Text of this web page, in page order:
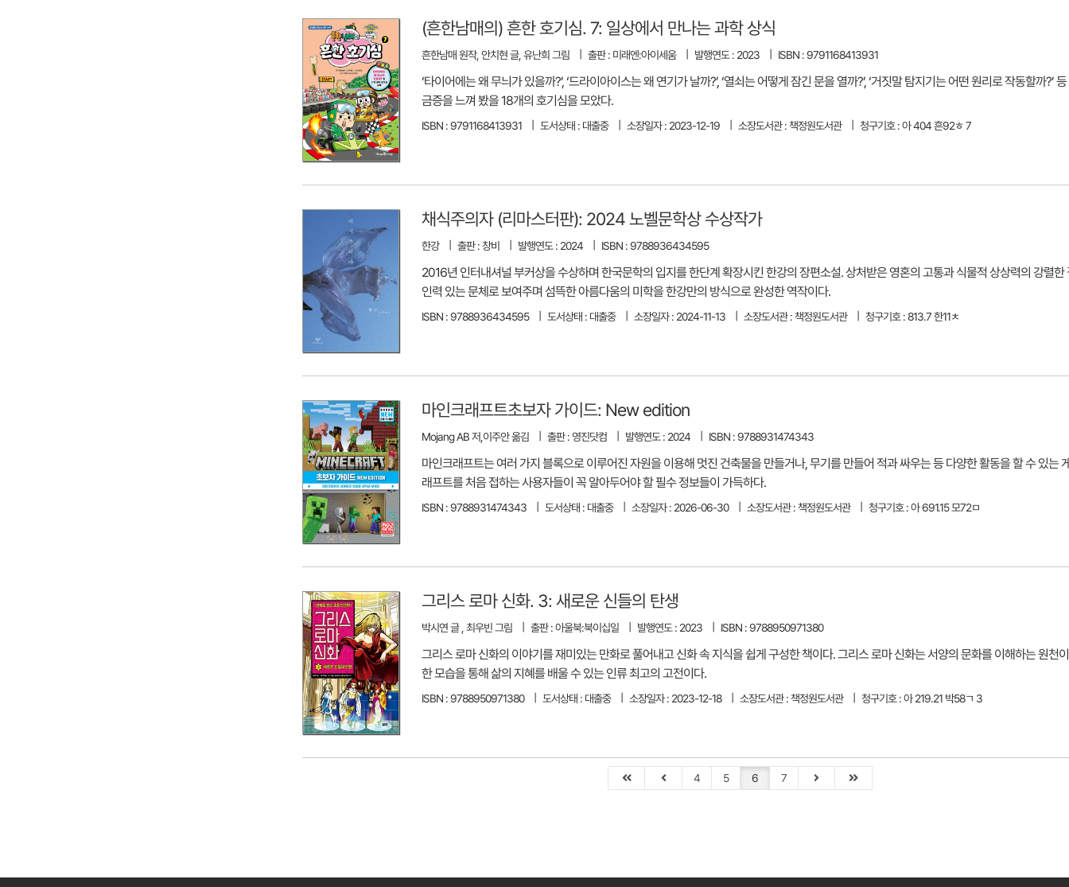
(흔한남매의) 흔한 호기심. 7: 일상에서 만나는 과학 상식
흔한남매 원작, 안치현 글, 유난희 그림 출판 : 미래엔:아이세움 발행연도 : 2023 ISBN : 9791168413931
‘타이어에는 왜 무늬가 있을까?’, ‘드라이아이스는 왜 연기가 날까?’, ‘열쇠는 어떻게 잠긴 문을 열까?’, ‘거짓말 탐지기는 어떤 원리로 작동할까?’
금증을 느껴 봤을 18개의 호기심을 모았다.
ISBN : 9791168413931 도서상태 : 대출중 소장일자 : 2023-12-19 소장도서관 : 책정원도서관 청구기호 : 아 404 흔92ㅎ 7
채식주의자 (리마스터판): 2024 노벨문학상 수상작가
한강 출판 : 창비 발행연도 : 2024 ISBN : 9788936434595
2016년 인터내셔널 부커상을 수상하며 한국문학의 입지를 한단계 확장시킨 한강의 장편소설. 상처받은 영혼의 고통과 식물적 상상력의 강렬한
인력 있는 문체로 보여주며 섬뜩한 아름다움의 미학을 한강만의 방식으로 완성한 역작이다.
ISBN : 9788936434595 도서상태 : 대출중 소장일자 : 2024-11-13 소장도서관 : 책정원도서관 청구기호 : 813.7 한11ㅊ
마인크래프트초보자 가이드: New edition
Mojang AB 저,이주안 옮김 출판 : 영진닷컴 발행연도 : 2024 ISBN : 9788931474343
마인크래프트는 여러 가지 블록으로 이루어진 자원을 이용해 멋진 건축물을 만들거나, 무기를 만들어 적과 싸우는 등 다양한 활동을 할 수 있는
래프트를 처음 접하는 사용자들이 꼭 알아두어야 할 필수 정보들이 가득하다.
ISBN : 9788931474343 도서상태 : 대출중 소장일자 : 2026-06-30 소장도서관 : 책정원도서관 청구기호 : 아 691.15 모72ㅁ
그리스 로마 신화. 3: 새로운 신들의 탄생
박시연 글 , 최우빈 그림 출판 : 아울북:북이십일 발행연도 : 2023 ISBN : 9788950971380
그리스 로마 신화의 이야기를 재미있는 만화로 풀어내고 신화 속 지식을 쉽게 구성한 책이다. 그리스 로마 신화는 서양의 문화를 이해하는 원천
한 모습을 통해 삶의 지혜를 배울 수 있는 인류 최고의 고전이다.
ISBN : 9788950971380 도서상태 : 대출중 소장일자 : 2023-12-18 소장도서관 : 책정원도서관 청구기호 : 아 219.21 박58ㄱ 3
4 5 6 7